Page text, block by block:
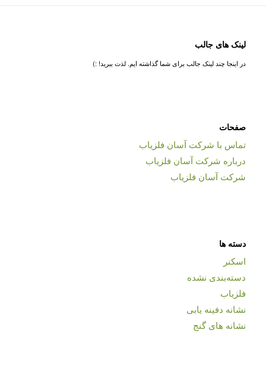
لینک های جالب
در اینجا چند لینک جالب برای شما گذاشته ایم. لذت ببرید! :)
صفحات
تماس با شرکت آسان فلزیاب
درباره شرکت آسان فلزیاب
شرکت آسان فلزیاب
دسته ها
اسکنر
دسته‌بندی نشده
فلزیاب
نشانه دفینه یابی
نشانه های گنج